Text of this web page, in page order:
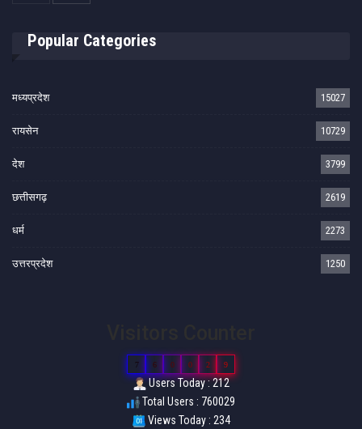
Popular Categories
मध्यप्रदेश 15027
रायसेन 10729
देश 3799
छत्तीसगढ़ 2619
धर्म 2273
उत्तरप्रदेश 1250
7 6 0 0 2 9
Users Today : 212
Total Users : 760029
Views Today : 234